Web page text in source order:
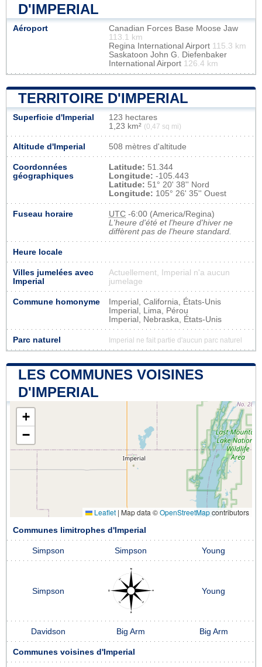
D'IMPERIAL
Aéroport
Canadian Forces Base Moose Jaw
113.1 km
Regina International Airport 115.3 km
Saskatoon John G. Diefenbaker
International Airport 126.4 km
TERRITOIRE D'IMPERIAL
Superficie d'Imperial
123 hectares
1,23 km² (0,47 sq mi)
Altitude d'Imperial 508 mètres d'altitude
Coordonnées
géographiques
Latitude: 51.344
Longitude: -105.443
Latitude: 51° 20' 38'' Nord
Longitude: 105° 26' 35'' Ouest
Fuseau horaire UTC -6:00 (America/Regina)
L'heure d'été et l'heure d'hiver ne
diffèrent pas de l'heure standard.
Heure locale
Villes jumelées avec
Imperial
Actuellement, Imperial n'a aucun
jumelage
Commune homonyme
Imperial, California, États-Unis
Imperial, Lima, Pérou
Imperial, Nebraska, États-Unis
Parc naturel Imperial ne fait partie d'aucun parc naturel
LES COMMUNES VOISINES
D'IMPERIAL
+
−
Leaflet | Map data ©OpenStreetMapcontributors
Communes limitrophes d'Imperial
Simpson Simpson Young
Simpson Young
Davidson Big Arm Big Arm
Communes voisines d'Imperial